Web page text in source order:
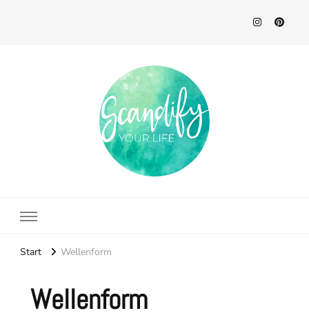
Start Wellenform
Wellenform